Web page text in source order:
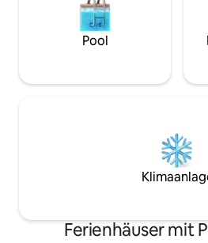
Pool
Ferienhäuser mit